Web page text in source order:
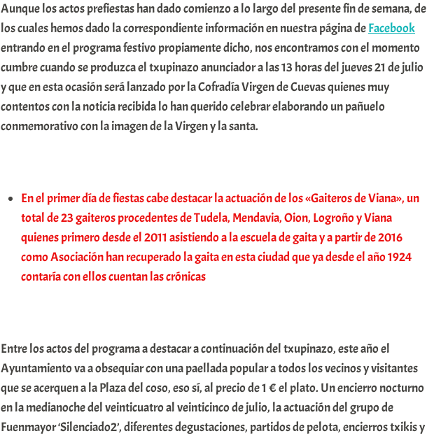
Aunque los actos prefiestas han dado comienzo a lo largo del presente fin de semana, de
los cuales hemos dado la correspondiente información en nuestra página deFacebook
entrando en el programa festivo propiamente dicho, nos encontramos con el momento
cumbre cuando se produzca el txupinazo anunciador a las 13 horas del jueves 21 de julio
y que en esta ocasión será lanzado por la Cofradía Virgen de Cuevas quienes muy
contentos con la noticia recibida lo han querido celebrar elaborando un pañuelo
conmemorativo con la imagen de la Virgen y la santa.
En el primer día de fiestas cabe destacar la actuación de los «Gaiteros de Viana», un
total de 23 gaiteros procedentes de Tudela, Mendavia, Oion, Logroño y Viana
quienes primero desde el 2011 asistiendo a la escuela de gaita y a partir de 2016
como Asociación han recuperado la gaita en esta ciudad que ya desde el año 1924
contaría con ellos cuentan las crónicas
Entre los actos del programa a destacar a continuación del txupinazo, este año el
Ayuntamiento va a obsequiar con una paellada popular a todos los vecinos y visitantes
que se acerquen a la Plaza del coso, eso sí, al precio de 1 € el plato. Un encierro nocturno
en la medianoche del veinticuatro al veinticinco de julio, la actuación del grupo de
Fuenmayor ‘Silenciado2’, diferentes degustaciones, partidos de pelota, encierros txikis y